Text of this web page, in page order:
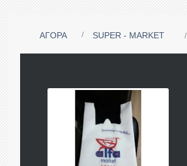
ΑΓΟΡΑ SUPER - MARKET